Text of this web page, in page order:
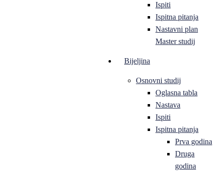
Ispiti
Ispitna pitanja
Nastavni plan
Master studij
Bijeljina
Osnovni studij
Oglasna tabla
Nastava
Ispiti
Ispitna pitanja
Prva godina
Druga
godina